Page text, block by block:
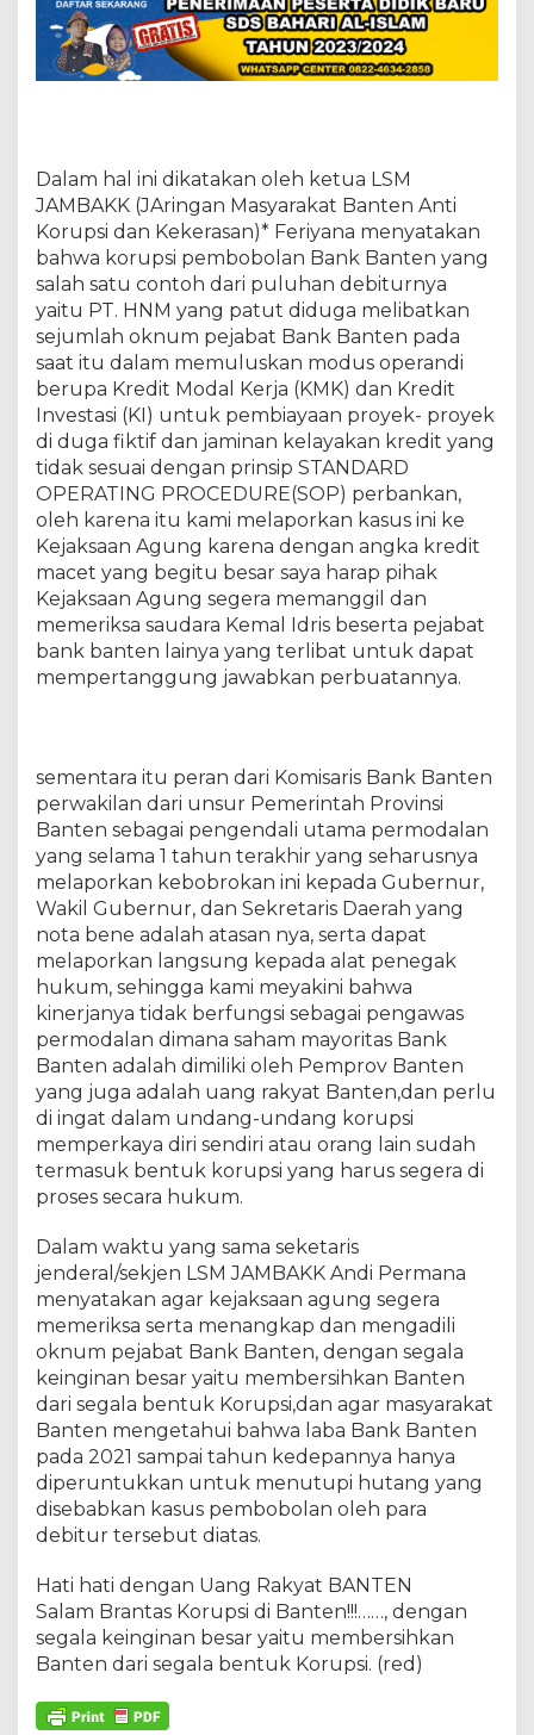
5
0
M
i
Dalam hal ini dikatakan oleh ketua LSM
JAMBAKK (JAringan Masyarakat Banten Anti
Korupsi dan Kekerasan)* Feriyana menyatakan
bahwa korupsi pembobolan Bank Banten yang
salah satu contoh dari puluhan debiturnya
yaitu PT. HNM yang patut diduga melibatkan
sejumlah oknum pejabat Bank Banten pada
saat itu dalam memuluskan modus operandi
berupa Kredit Modal Kerja (KMK) dan Kredit
Investasi (KI) untuk pembiayaan proyek- proyek
di duga fiktif dan jaminan kelayakan kredit yang
tidak sesuai dengan prinsip STANDARD
OPERATING PROCEDURE(SOP) perbankan,
oleh karena itu kami melaporkan kasus ini ke
Kejaksaan Agung karena dengan angka kredit
macet yang begitu besar saya harap pihak
Kejaksaan Agung segera memanggil dan
memeriksa saudara Kemal Idris beserta pejabat
bank banten lainya yang terlibat untuk dapat
mempertanggung jawabkan perbuatannya.
sementara itu peran dari Komisaris Bank Banten
perwakilan dari unsur Pemerintah Provinsi
Banten sebagai pengendali utama permodalan
yang selama 1 tahun terakhir yang seharusnya
melaporkan kebobrokan ini kepada Gubernur,
Wakil Gubernur, dan Sekretaris Daerah yang
nota bene adalah atasan nya, serta dapat
melaporkan langsung kepada alat penegak
hukum, sehingga kami meyakini bahwa
kinerjanya tidak berfungsi sebagai pengawas
permodalan dimana saham mayoritas Bank
Banten adalah dimiliki oleh Pemprov Banten
yang juga adalah uang rakyat Banten,dan perlu
di ingat dalam undang-undang korupsi
memperkaya diri sendiri atau orang lain sudah
termasuk bentuk korupsi yang harus segera di
proses secara hukum.
Dalam waktu yang sama seketaris
jenderal/sekjen LSM JAMBAKK Andi Permana
menyatakan agar kejaksaan agung segera
memeriksa serta menangkap dan mengadili
oknum pejabat Bank Banten, dengan segala
keinginan besar yaitu membersihkan Banten
dari segala bentuk Korupsi,dan agar masyarakat
Banten mengetahui bahwa laba Bank Banten
pada 2021 sampai tahun kedepannya hanya
diperuntukkan untuk menutupi hutang yang
disebabkan kasus pembobolan oleh para
debitur tersebut diatas.
Hati hati dengan Uang Rakyat BANTEN
Salam Brantas Korupsi di Banten!!!……, dengan
segala keinginan besar yaitu membersihkan
Banten dari segala bentuk Korupsi. (red)